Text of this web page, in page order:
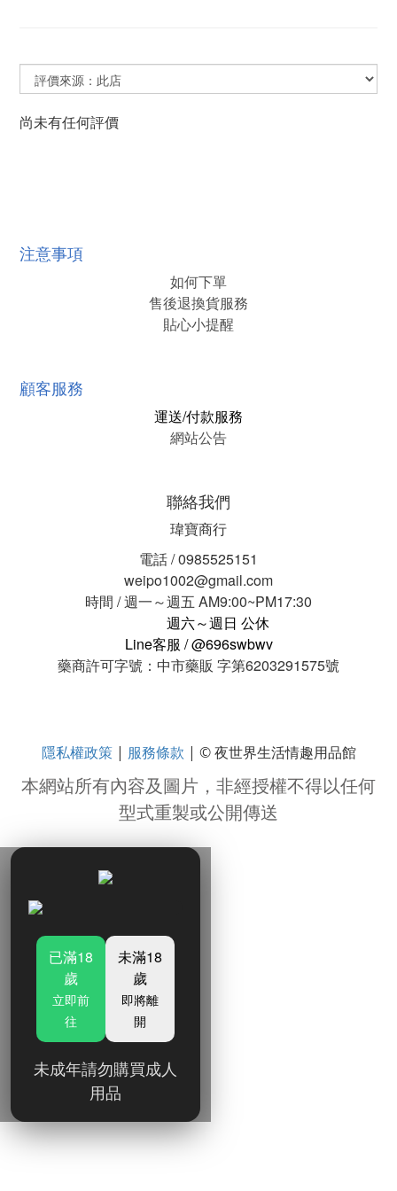
尚未有任何評價
注意事項
如何下單
售後退換貨服務
貼心小提醒
顧客服務
運送/付款服務
網站公告
聯絡我們
瑋寶商行
電話 / 0985525151
weipo1002@gmail.com
時間 / 週一～週五 AM9:00~PM17:30
週六～週日 公休
Line客服 / @696swbwv
藥商許可字號：中市藥販 字第6203291575號
隱私權政策| 服務條款 | © 夜世界生活情趣用品館
本網站所有內容及圖片，非經授權不得以任何
型式重製或公開傳送
已滿18
歲
立即前
往
未滿18
歲
即將離
開
未成年請勿購買成人
用品